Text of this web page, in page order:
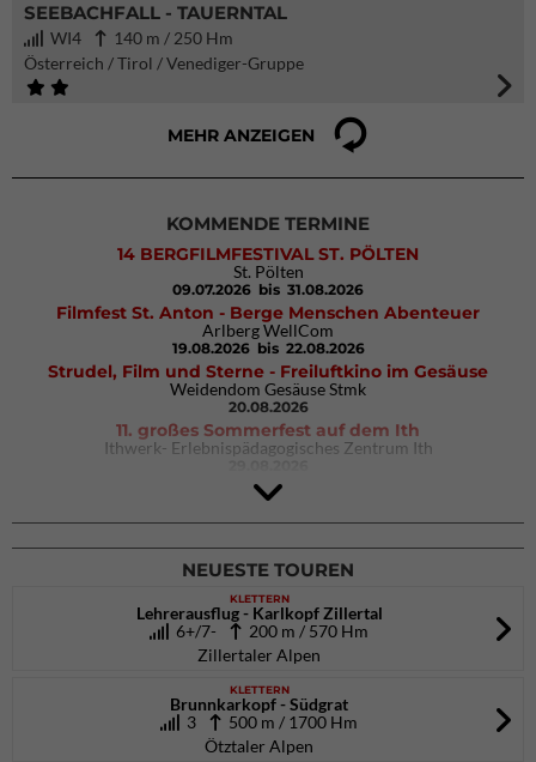
SEEBACHFALL - TAUERNTAL
WI4
140 m / 250 Hm
Österreich / Tirol / Venediger-Gruppe
MEHR ANZEIGEN
KOMMENDE TERMINE
14 BERGFILMFESTIVAL ST. PÖLTEN
St. Pölten
09.07.2026 bis 31.08.2026
Filmfest St. Anton - Berge Menschen Abenteuer
Arlberg WellCom
19.08.2026 bis 22.08.2026
Strudel, Film und Sterne - Freiluftkino im Gesäuse
Weidendom Gesäuse Stmk
20.08.2026
11. großes Sommerfest auf dem Ith
Ithwerk- Erlebnispädagogisches Zentrum Ith
Rock Master Arco
Arco (IT)
02.10.2026bis 04.10.2026
NEUESTE TOUREN
KLETTERN
Lehrerausflug - Karlkopf Zillertal
6+/7-
200 m / 570 Hm
Zillertaler Alpen
KLETTERN
Brunnkarkopf - Südgrat
3
500 m / 1700 Hm
Ötztaler Alpen